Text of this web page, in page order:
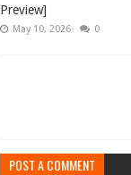
Preview]
May 10, 2026 0
POST A COMMENT